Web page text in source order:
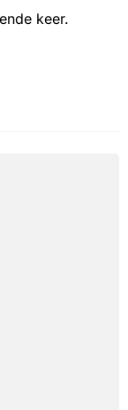
keer.